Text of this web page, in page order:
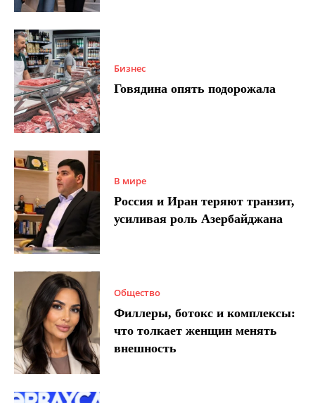
Бизнес
Говядина опять подорожала
В мире
Россия и Иран теряют транзит,
усиливая роль Азербайджана
Общество
Филлеры, ботокс и комплексы:
что толкает женщин менять
внешность